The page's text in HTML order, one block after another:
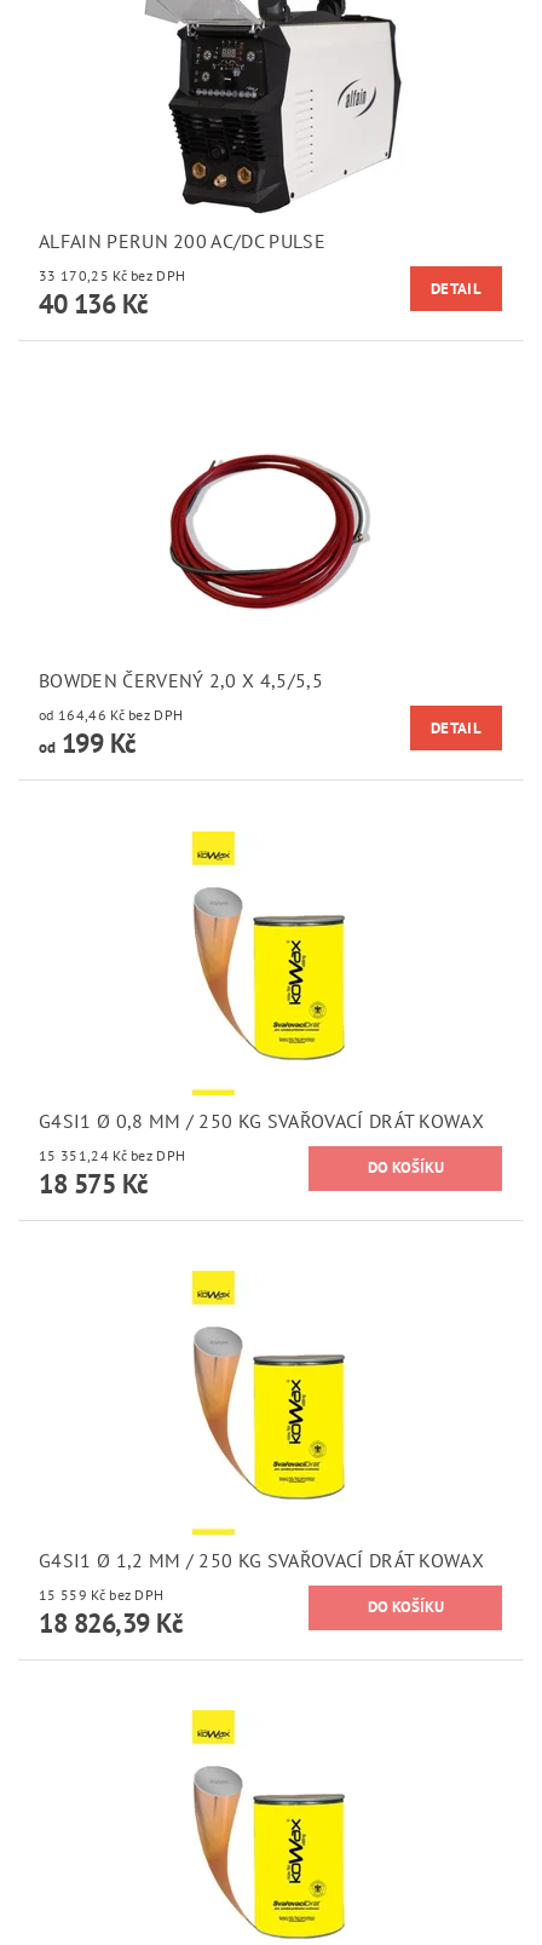
ALFAIN PERUN 200 AC/DC PULSE
33 170,25 Kč bez DPH
40 136 Kč DETAIL
BOWDEN ČERVENÝ 2,0 X 4,5/5,5
od 164,46 Kč bez DPH
od199 Kč DETAIL
G4SI1 Ø 0,8 MM / 250 KG SVAŘOVACÍ DRÁT KOWAX
15 351,24 Kč bez DPH
18 575 Kč
G4SI1 Ø 1,2 MM / 250 KG SVAŘOVACÍ DRÁT KOWAX
15 559 Kč bez DPH
18 826,39 Kč